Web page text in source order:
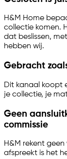
H&M Home
collectie komen.
dat beslissen,
hebben wij.
Gebracht
Dit kanaal koopt
je collectie, je
Geen
commissie
H&M rekent
afspreekt is het